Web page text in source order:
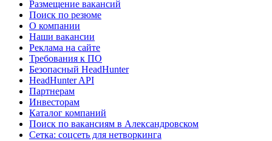
Размещение вакансий
Поиск по резюме
О компании
Наши вакансии
Реклама на сайте
Требования к ПО
Безопасный HeadHunter
HeadHunter API
Партнерам
Инвесторам
Каталог компаний
Поиск по вакансиям в Александровском
Сетка: соцсеть для нетворкинга